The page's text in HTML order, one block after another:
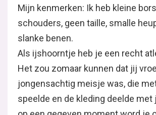
Mijn kenmerken: Ik heb kleine
schouders, geen taille, smalle
slanke benen.
Als ijshoorntje heb je een recht
Het zou zomaar kunnen dat jij
jongensachtig meisje was, die
speelde en de kleding deelde met